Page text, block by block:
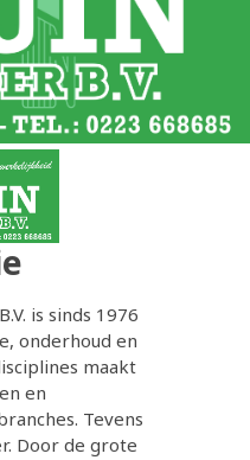
is sinds 1976
onderhoud en
maakt
en
Tevens
Door de grote